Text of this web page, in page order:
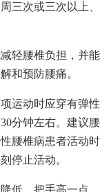
三次或三次以上、
轻腰椎负担，并能
和预防腰痛。
运动时应穿有弹性
分钟左右。建议腰
腰椎病患者活动时
停止活动。
低，把手高一点。